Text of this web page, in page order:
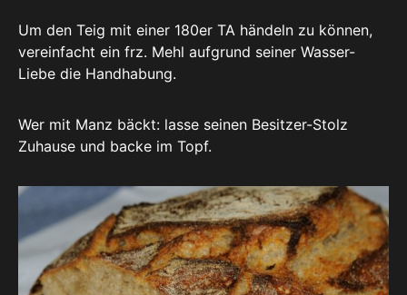
Um den Teig mit einer 180er TA händeln zu können,
vereinfacht ein frz. Mehl aufgrund seiner Wasser-
Liebe die Handhabung.
Wer mit Manz bäckt: lasse seinen Besitzer-Stolz
Zuhause und backe im Topf.